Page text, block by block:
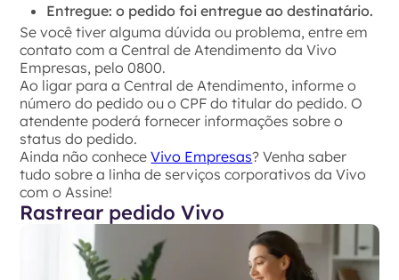
Entregue: o pedido foi entregue ao destinatário.
Se você tiver alguma dúvida ou problema, entre em
contato com a Central de Atendimento da Vivo
Empresas, pelo 0800.
Ao ligar para a Central de Atendimento, informe o
número do pedido ou o CPF do titular do pedido. O
atendente poderá fornecer informações sobre o
status do pedido.
Ainda não conheceVivo Empresas? Venha saber
tudo sobre a linha de serviços corporativos da Vivo
com o Assine!
Rastrear pedido Vivo